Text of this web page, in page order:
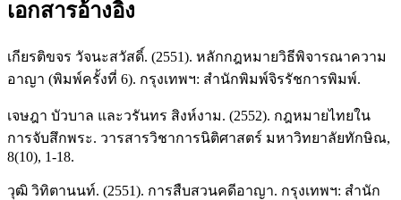
เอกสารอ้างอิง
เกียรติขจร วัจนะสวัสดิ์. (2551). หลักกฎหมายวิธีพิจารณาความ
อาญา (พิมพ์ครั้งที่ 6). กรุงเทพฯ: สำนักพิมพ์จิรรัชการพิมพ์.
เจษฎา บัวบาล และวรันทร สิงห์งาม. (2552). กฎหมายไทยใน
การจับสึกพระ. วารสารวิชาการนิติศาสตร์ มหาวิทยาลัยทักษิณ,
8(10), 1-18.
วุฒิ วิทิตานนท์. (2551). การสืบสวนคดีอาญา. กรุงเทพฯ: สำนัก